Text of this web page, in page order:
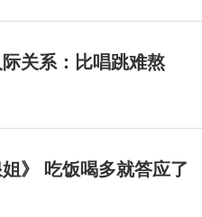
关系：比唱跳难熬
》 吃饭喝多就答应了